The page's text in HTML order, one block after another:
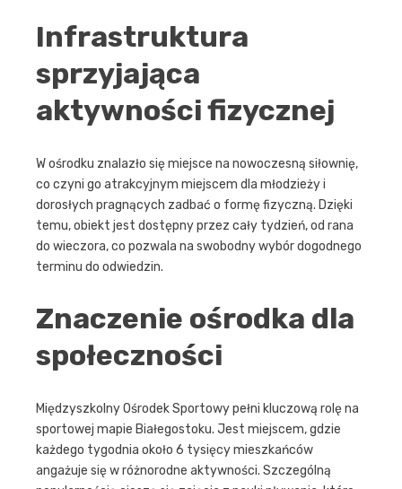
Infrastruktura
sprzyjająca
aktywności fizycznej
W ośrodku znalazło się miejsce na nowoczesną siłownię,
co czyni go atrakcyjnym miejscem dla młodzieży i
dorosłych pragnących zadbać o formę fizyczną. Dzięki
temu, obiekt jest dostępny przez cały tydzień, od rana
do wieczora, co pozwala na swobodny wybór dogodnego
terminu do odwiedzin.
Znaczenie ośrodka dla
społeczności
Międzyszkolny Ośrodek Sportowy pełni kluczową rolę na
sportowej mapie Białegostoku. Jest miejscem, gdzie
każdego tygodnia około 6 tysięcy mieszkańców
angażuje się w różnorodne aktywności. Szczególną